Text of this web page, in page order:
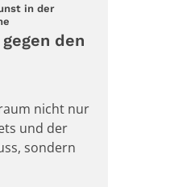
in der
den
nicht nur
und der
sondern